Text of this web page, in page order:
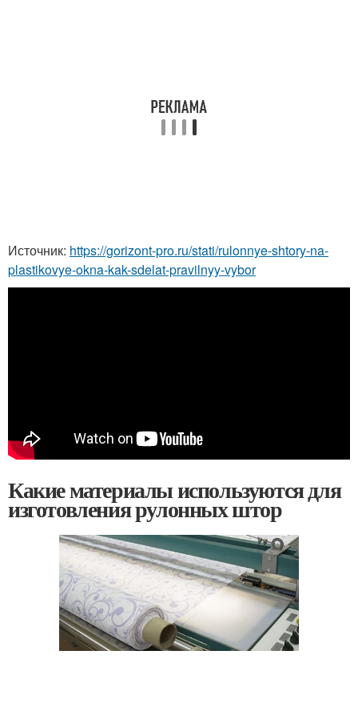
Источник: https://gorizont-pro.ru/stati/rulonnye-shtory-na-
plastikovye-okna-kak-sdelat-pravilnyy-vybor
Какие материалы используются для
изготовления рулонных штор